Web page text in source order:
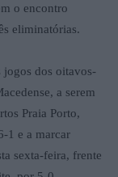
o encontro
eliminatórias.
jogos dos oitavos-
a serem
Praia Porto,
1 e a marcar
sexta-feira, frente